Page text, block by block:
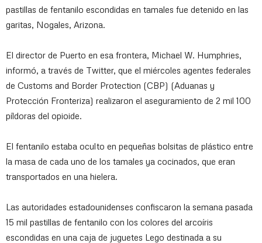
pastillas de fentanilo escondidas en tamales fue detenido en las
garitas, Nogales, Arizona.
El director de Puerto en esa frontera, Michael W. Humphries,
informó, a través de Twitter, que el miércoles agentes federales
de Customs and Border Protection (CBP) (Aduanas y
Protección Fronteriza) realizaron el aseguramiento de 2 mil 100
píldoras del opioide.
El fentanilo estaba oculto en pequeñas bolsitas de plástico entre
la masa de cada uno de los tamales ya cocinados, que eran
transportados en una hielera.
Las autoridades estadounidenses confiscaron la semana pasada
15 mil pastillas de fentanilo con los colores del arcoíris
escondidas en una caja de juguetes Lego destinada a su